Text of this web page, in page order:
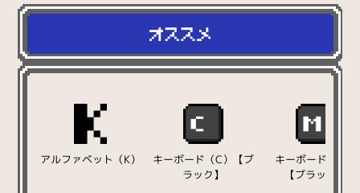
アルファベット（K）
キーボード（C）【ブ
ラック】
キーボード（M）
【ブラック】